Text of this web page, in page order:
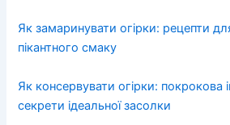
Як замаринувати огірки: рецепти
пікантного смаку
Як консервувати огірки: покрокова
секрети ідеальної засолки